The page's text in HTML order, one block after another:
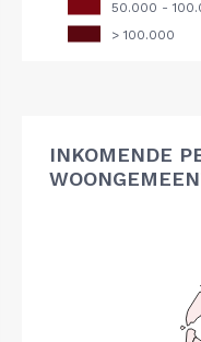
INKOMENDE